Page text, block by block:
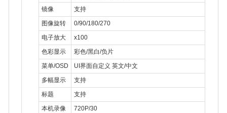
镜像
支持
图像旋转
0/90/180/270
电子放大
x100
色彩显示
彩色/黑白/负片
菜单/OSD
UI界面自定义 英文/中文
多幅显示
支持
标题
支持
本机录像
720P/30